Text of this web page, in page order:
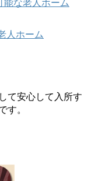
人ホーム
て安心して入所す
す。